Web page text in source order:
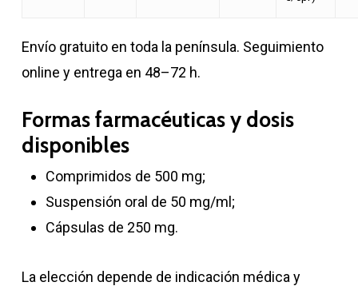
Envío gratuito en toda la península. Seguimiento
online y entrega en 48–72 h.
Formas farmacéuticas y dosis
disponibles
Comprimidos de 500 mg;
Suspensión oral de 50 mg/ml;
Cápsulas de 250 mg.
La elección depende de indicación médica y